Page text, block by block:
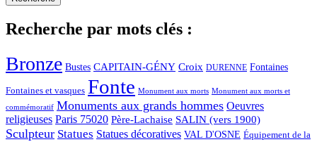
Recherche par mots clés :
Bronze Bustes CAPITAIN-GÉNY Croix DURENNE Fontaines
Fontaines et vasques Fonte Monument aux morts Monument aux morts et
commémoratif Monuments aux grands hommes Oeuvres
religieuses Paris 75020 Père-Lachaise SALIN (vers 1900)
Sculpteur Statues Statues décoratives VAL D'OSNE Équipement de la